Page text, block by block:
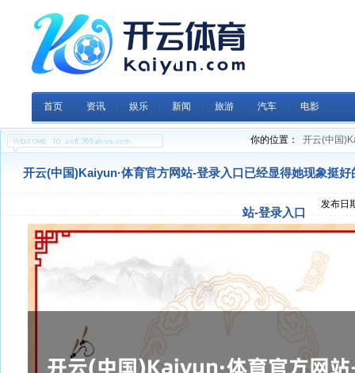
首页 资讯 娱乐 新闻 旅游 汽车 电影
你的位置： 开云(中国
开云(中国)Kaiyun·体育官方网站-登录入口已经显得她现象挺
站-登录入口
发布日